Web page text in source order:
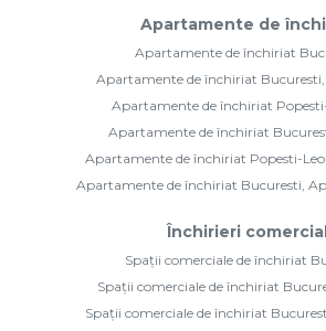
Apartamente de
Apartamente de închiriat
Apartamente de închiriat
Apartamente de închiriat
Apartamente de închiriat
Apartamente de închiriat Popesti-
Apartamente de închiriat Bucuresti,
Închirieri
Spații comerciale de închiriat
Spații comerciale de închiriat
Spații comerciale de închiriat